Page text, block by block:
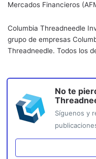
Mercados Financieros
Columbia Threadneedle
grupo de empresas
Threadneedle. Todos los
No te
Síguenos y